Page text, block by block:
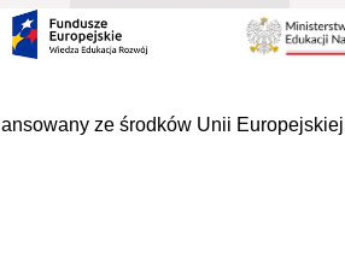
ze środków Unii